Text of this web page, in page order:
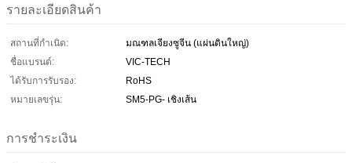
รายละเอียดสินค้า
สถานที่กำเนิด:
มณฑลเจียงซูจีน (แผ่นดินใหญ่)
ชื่อแบรนด์:
VIC-TECH
ได้รับการรับรอง:
RoHS
หมายเลขรุ่น:
SM5-PG- เชิงเส้น
การชำระเงิน